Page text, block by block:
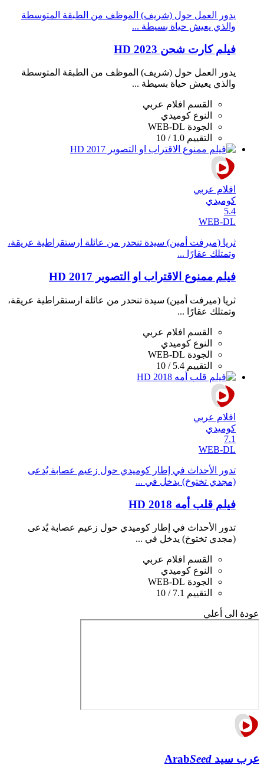
يدور العمل حول (شريف) الموظف من الطبقة المتوسطة
والذي يعيش حياة بسيطة ...
فيلم كارت شحن 2023 HD
يدور العمل حول (شريف) الموظف من الطبقة المتوسطة
والذي يعيش حياة بسيطة ...
القسم افلام عربي
النوع كوميدي
الجودة WEB-DL
التقييم 1.0 / 10
افلام عربي
كوميدي
5.4
WEB-DL
ثريا (ميرفت أمين) سيدة تنحدر من عائلة ارستقراطية عريقة،
وتمتلك عقارًا ...
فيلم ممنوع الاقتراب او التصوير 2017 HD
ثريا (ميرفت أمين) سيدة تنحدر من عائلة ارستقراطية عريقة،
وتمتلك عقارًا ...
القسم
افلام عربي
النوع كوميدي
الجودة WEB-DL
التقييم 5.4 / 10
افلام عربي
كوميدي
7.1
WEB-DL
تدور الأحداث في إطار كوميدي حول زعيم عصابة يُدعى
(مجدي تختوخ) يدخل في ...
فيلم قلب أمه 2018 HD
تدور الأحداث في إطار كوميدي حول زعيم عصابة يُدعى
(مجدي تختوخ) يدخل في ...
القسم
افلام عربي
النوع كوميدي
الجودة WEB-DL
التقييم 7.1 / 10
عودة الى أعلي
عرب سيد ArabSeed